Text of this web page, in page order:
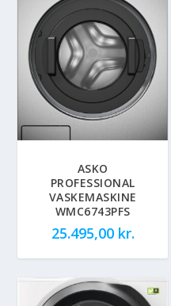
ASKO
PROFESSIONAL
VASKEMASKINE
WMC6743PFS
25.495,00 kr.